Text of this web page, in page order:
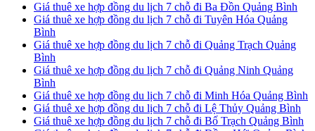
Giá thuê xe hợp đồng du lịch 7 chỗ đi Ba Đồn Quảng Bình
Giá thuê xe hợp đồng du lịch 7 chỗ đi Tuyên Hóa Quảng
Bình
Giá thuê xe hợp đồng du lịch 7 chỗ đi Quảng Trạch Quảng
Bình
Giá thuê xe hợp đồng du lịch 7 chỗ đi Quảng Ninh Quảng
Bình
Giá thuê xe hợp đồng du lịch 7 chỗ đi Minh Hóa Quảng Bình
Giá thuê xe hợp đồng du lịch 7 chỗ đi Lệ Thủy Quảng Bình
Giá thuê xe hợp đồng du lịch 7 chỗ đi Bố Trạch Quảng Bình